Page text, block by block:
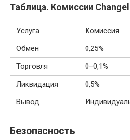
Таблица. Комиссии
Услуга
Комиссия
Обмен
0,25%
Торговля
0–0,1%
Ликвидация
0,5%
Вывод
Безопасность